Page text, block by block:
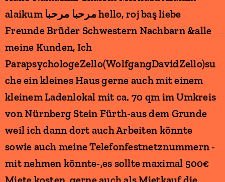
alaikum مرحبا مرحبا hello, roj baş liebe
Freunde Brüder Schwestern Nachbarn &alle
meine Kunden, Ich
ParapsychologeZello(WolfgangDavidZello)su
che ein kleines Haus gerne auch mit einem
kleinem Ladenlokal mit ca. 70 qm im Umkreis
von Nürnberg Stein Fürth-aus dem Grunde
weil ich dann dort auch Arbeiten könnte
sowie auch meine Telefonfestnetznummern -
mit nehmen könnte-,es sollte maximal 500€